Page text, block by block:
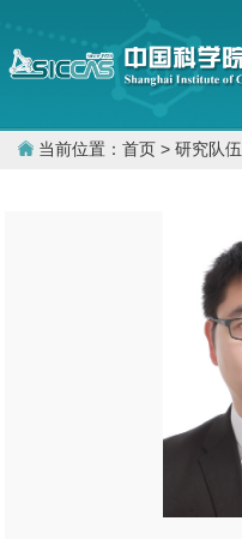
当前位置： 首页 > 研究队伍